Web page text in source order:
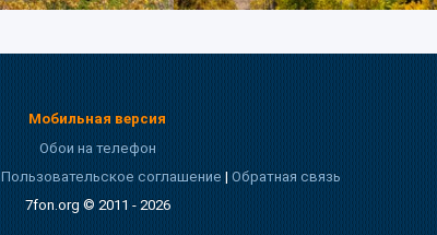
Мобильная версия
Обои на телефон
Пользовательское соглашение|Обратная связь
7fon.org © 2011 - 2026